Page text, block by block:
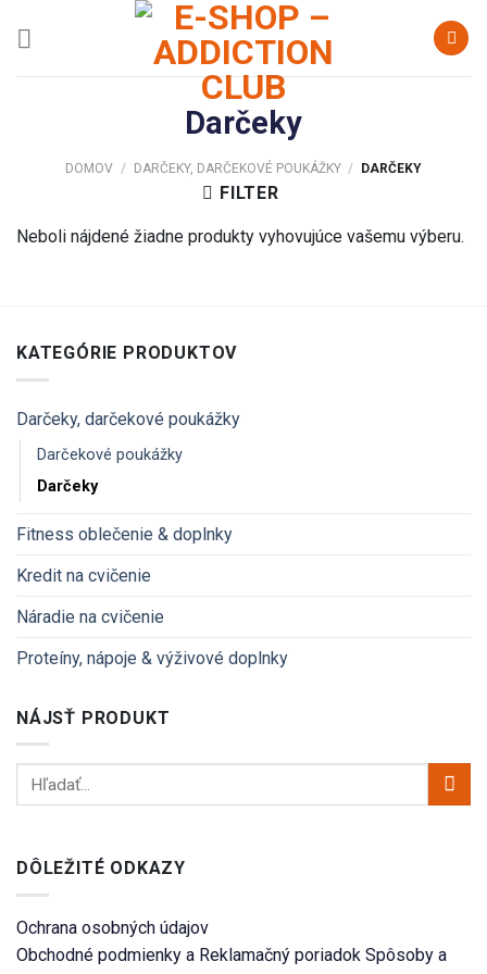
Darčeky
DOMOV / DARČEKY, DARČEKOVÉ POUKÁŽKY / DARČEKY
FILTER
Neboli nájdené žiadne produkty vyhovujúce vašemu výberu.
KATEGÓRIE PRODUKTOV
Darčeky, darčekové poukážky
Darčekové poukážky
Darčeky
Fitness oblečenie & doplnky
Kredit na cvičenie
Náradie na cvičenie
Proteíny, nápoje & výživové doplnky
NÁJSŤ PRODUKT
DÔLEŽITÉ ODKAZY
Ochrana osobných údajov
Obchodné podmienky a Reklamačný poriadok Spôsoby a
SKRYŤ